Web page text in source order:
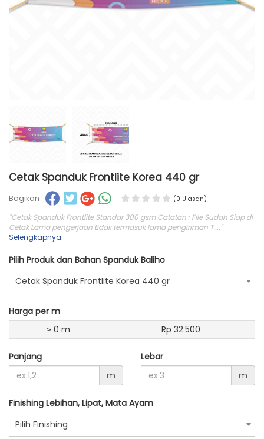
Cetak Spanduk Frontlite Korea 440 gr
Bagikan : (0 Ulasan)
"Cetak Spanduk Frontlite Standar 300 gsm Catatan : File Sudah Siap di
Cetak Lama pengerjaan tidak termasuk lama pengiriman T ..."
Selengkapnya.
Pilih Produk dan Bahan Spanduk Baliho
Cetak Spanduk Frontlite Korea 440 gr
Harga per m
≥ 0 m
Rp 32.500
Panjang
m
Lebar
m
Finishing Lebihan, Lipat, Mata Ayam
Pilih Finishing